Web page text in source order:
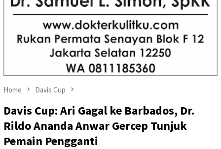
Home Davis Cup
Davis Cup: Ari Gagal ke Barbados, Dr.
Rildo Ananda Anwar Gercep Tunjuk
Pemain Pengganti